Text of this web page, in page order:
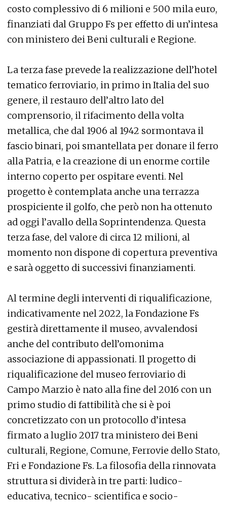
costo complessivo di 6 milioni e 500 mila euro,
finanziati dal Gruppo Fs per effetto di un’intesa
con ministero dei Beni culturali e Regione.
La terza fase prevede la realizzazione dell’hotel
tematico ferroviario, in primo in Italia del suo
genere, il restauro dell’altro lato del
comprensorio, il rifacimento della volta
metallica, che dal 1906 al 1942 sormontava il
fascio binari, poi smantellata per donare il ferro
alla Patria, e la creazione di un enorme cortile
interno coperto per ospitare eventi. Nel
progetto è contemplata anche una terrazza
prospiciente il golfo, che però non ha ottenuto
ad oggi l’avallo della Soprintendenza. Questa
terza fase, del valore di circa 12 milioni, al
momento non dispone di copertura preventiva
e sarà oggetto di successivi finanziamenti.
Al termine degli interventi di riqualificazione,
indicativamente nel 2022, la Fondazione Fs
gestirà direttamente il museo, avvalendosi
anche del contributo dell’omonima
associazione di appassionati. Il progetto di
riqualificazione del museo ferroviario di
Campo Marzio è nato alla fine del 2016 con un
primo studio di fattibilità che si è poi
concretizzato con un protocollo d’intesa
firmato a luglio 2017 tra ministero dei Beni
culturali, Regione, Comune, Ferrovie dello Stato,
Fri e Fondazione Fs. La filosofia della rinnovata
struttura si dividerà in tre parti: ludico-
educativa, tecnico- scientifica e socio-